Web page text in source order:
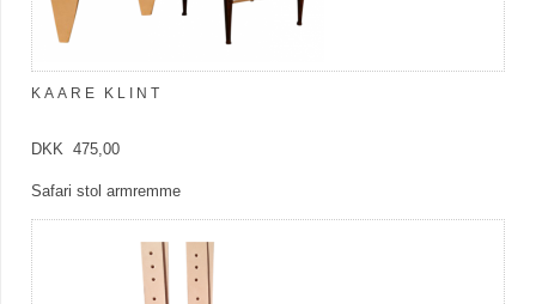
KAARE KLINT
DKK 475,00
Safari stol armremme